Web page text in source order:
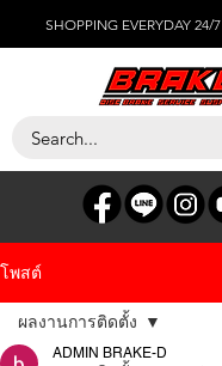
SHOPPING EVERYDAY 24/7
โพสต์
ผลงานการติดตั้ง
ADMIN BRAKE-D